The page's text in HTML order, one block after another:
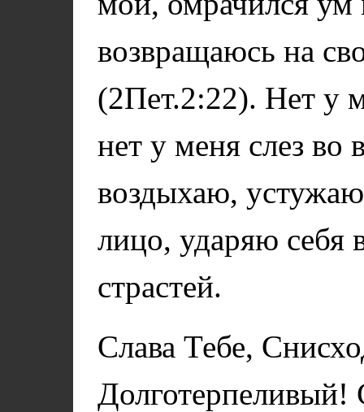
возвращаюсь на
(2Пет.2:22). Нет у
нет у меня слез во
воздыхаю,
лицо, ударяю себя
страстей.
Слава Тебе,
Долготерпеливый!